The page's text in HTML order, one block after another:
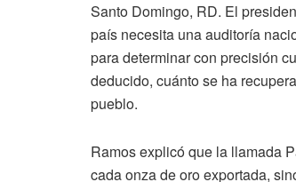
Santo Domingo, RD. El
país necesita una auditoría
para determinar con precisión
deducido, cuánto se ha
pueblo.
Ramos explicó que la llamada
cada onza de oro exportada,